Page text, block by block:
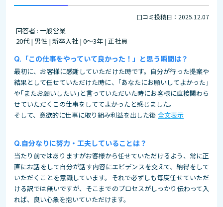
口コミ投稿日：2025.12.07
回答者 : 一般営業
20代 | 男性 | 新卒入社 | 0～3年 | 正社員
「この仕事をやっていて良かった！」と思う瞬間は？
最初に、お客様に感謝していただけた時です。自分が行った提案や
結果として任せていただけた時に、｢あなたにお願いしてよかった｣
や｢またお願いしたい｣と言っていただいた時にお客様に直接関わら
せていただくこの仕事をしててよかったと感じました。
そして、意欲的に仕事に取り組み利益を出した後 全文表示
自分なりに努力・工夫していることは？
当たり前ではありますがお客様から任せていただけるよう、常に正
直にお話をして自分が話す内容にエビデンスを交えて、納得をして
いただくことを意識しています。それで必ずしも毎度任せていただ
ける訳では無いですが、そこまでのプロセスがしっかり伝わって入
れば、良い心象を抱いていただけます。